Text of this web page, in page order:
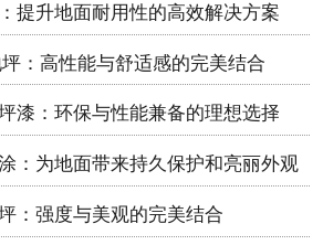
提升地面耐用性的高效解决方案
：高性能与舒适感的完美结合
漆：环保与性能兼备的理想选择
：为地面带来持久保护和亮丽外观
：强度与美观的完美结合